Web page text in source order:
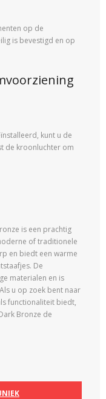
op de
is bevestigd en op
kunt u de
de kroonluchter om
is een prachtig
of traditionele
en biedt een warme
De
materialen en is
u op zoek bent naar
functionaliteit biedt,
Bronze de